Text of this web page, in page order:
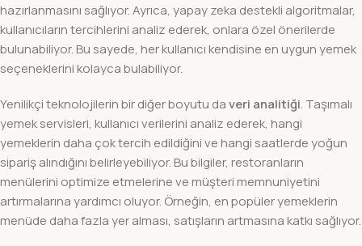
hazırlanmasını sağlıyor. Ayrıca, yapay zeka destekli algoritmalar,
kullanıcıların tercihlerini analiz ederek, onlara özel önerilerde
bulunabiliyor. Bu sayede, her kullanıcı kendisine en uygun yemek
seçeneklerini kolayca bulabiliyor.
Yenilikçi teknolojilerin bir diğer boyutu daveri analitiği. Taşımalı
yemek servisleri, kullanıcı verilerini analiz ederek, hangi
yemeklerin daha çok tercih edildiğini ve hangi saatlerde yoğun
sipariş alındığını belirleyebiliyor. Bu bilgiler, restoranların
menülerini optimize etmelerine ve müşteri memnuniyetini
artırmalarına yardımcı oluyor. Örneğin, en popüler yemeklerin
menüde daha fazla yer alması, satışların artmasına katkı sağlıyor.